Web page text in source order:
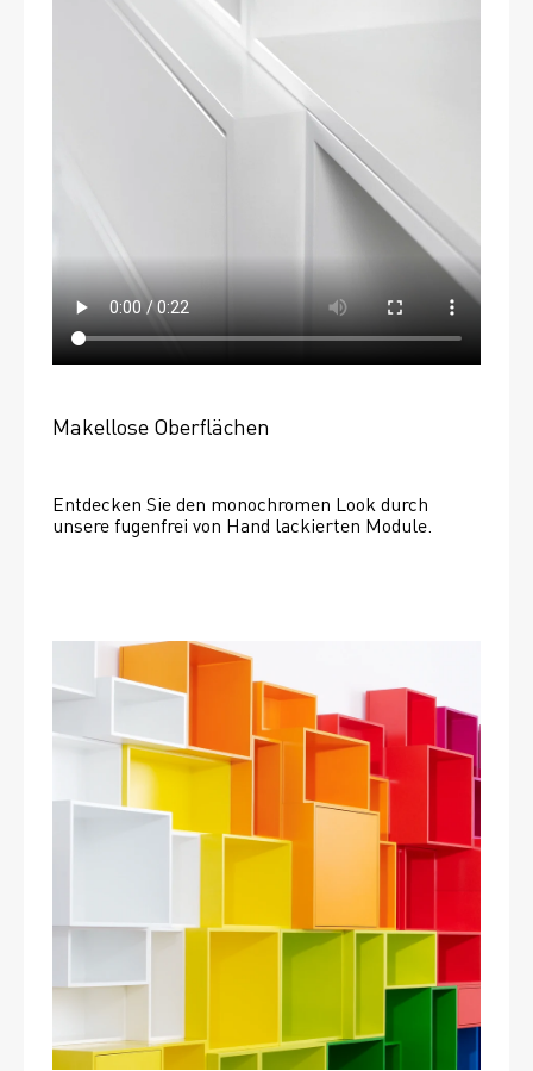
Makellose Oberflächen
Entdecken Sie den monochromen Look durch
unsere fugenfrei von Hand lackierten Module.